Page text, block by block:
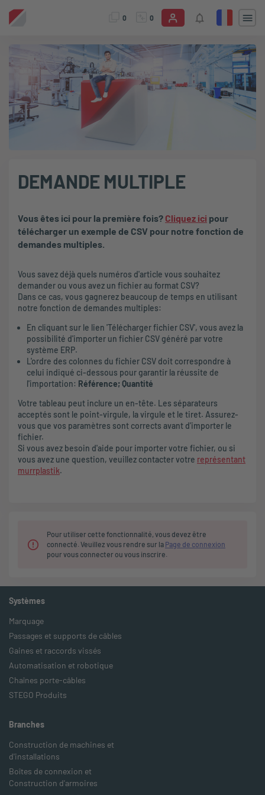
0 0
DEMANDE MULTIPLE
Vous êtes ici pour la première fois? Cliquez ici pour
télécharger un exemple de CSV pour notre fonction de
demandes multiples.
Vous savez déjà quels numéros d'article vous souhaitez
demander ou vous avez un fichier au format CSV?
Dans ce cas, vous gagnerez beaucoup de temps en utilisant
notre fonction de demandes multiples:
En cliquant sur le lien 'Télécharger fichier CSV', vous avez la
possibilité d'importer un fichier CSV généré par votre
système ERP.
L'ordre des colonnes du fichier CSV doit correspondre à
celui indiqué ci-dessous pour garantir la réussite de
l'importation: Référence; Quantité
Votre tableau peut inclure un en-tête. Les séparateurs
acceptés sont le point-virgule, la virgule et le tiret. Assurez-
vous que vos paramètres sont corrects avant d'importer le
fichier.
Si vous avez besoin d'aide pour importer votre fichier, ou si
vous avez une question, veuillez contacter votre représentant
murrplastik.
Pour utiliser cette fonctionnalité, vous devez être
connecté. Veuillez vous rendre sur la Page de connexion
pour vous connecter ou vous inscrire.
Systèmes
Marquage
Passages et supports de câbles
Gaines et raccords vissés
Automatisation et robotique
Chaînes porte-câbles
STEGO Produits
Branches
Construction de machines et
d'installations
Boîtes de connexion et
Construction d'armoires